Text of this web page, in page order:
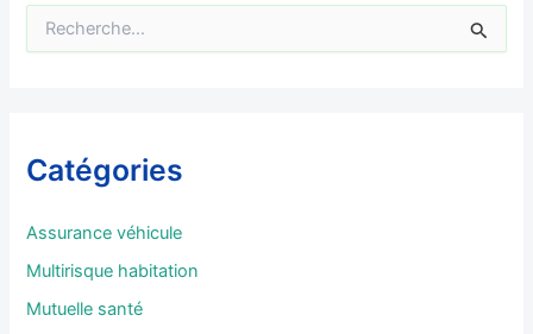
e
c
r
Catégories
Assurance véhicule
Multirisque habitation
Mutuelle santé